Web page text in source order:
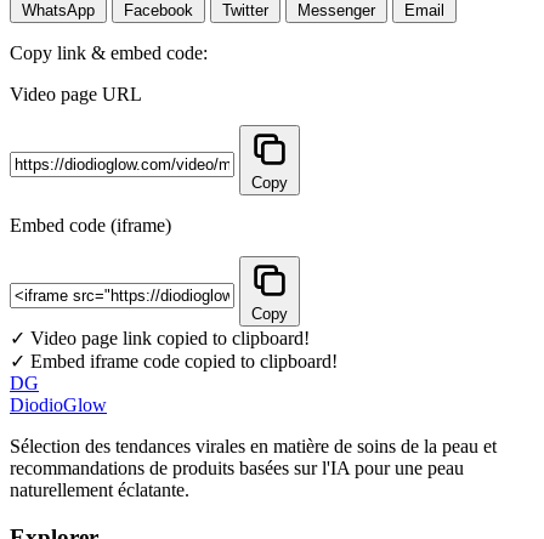
WhatsApp Facebook Twitter Messenger Email
Copy link & embed code:
Video page URL
Copy
Embed code (iframe)
Copy
✓ Video page link copied to clipboard!
✓ Embed iframe code copied to clipboard!
DG
DiodioGlow
Sélection des tendances virales en matière de soins de la peau et
recommandations de produits basées sur l'IA pour une peau
naturellement éclatante.